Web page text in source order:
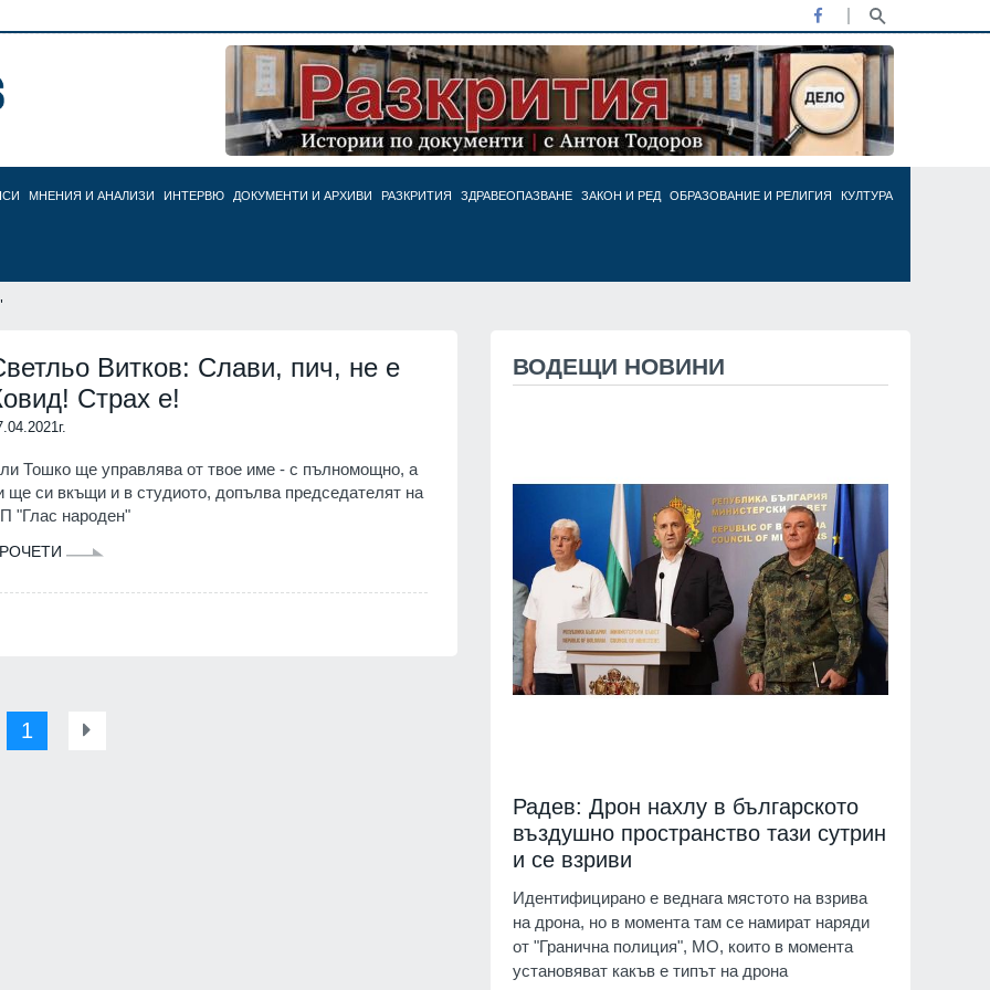
МНЕНИЯ И АНАЛИЗИ ИНТЕРВЮ ДОКУМЕНТИ И АРХИВИ РАЗКРИТИЯ ЗДРАВЕОПАЗВАНЕ ЗАКОН И РЕД ОБРАЗОВАНИЕ И РЕЛИГИЯ КУЛТУРА
Витков: Слави, пич, не е
Страх е!
Тошко ще управлява от твое име - с пълномощно, а
ще си вкъщи и в студиото, допълва председателят на
"Глас народен"
1
ВОДЕЩИ НОВИНИ
Радев: Дрон нахлу в българското
въздушно пространство тази сутрин
и се взриви
Идентифицирано е веднага мястото на взрива
на дрона, но в момента там се намират наряди
от "Гранична полиция", МО, които в момента
установяват какъв е типът на дрона